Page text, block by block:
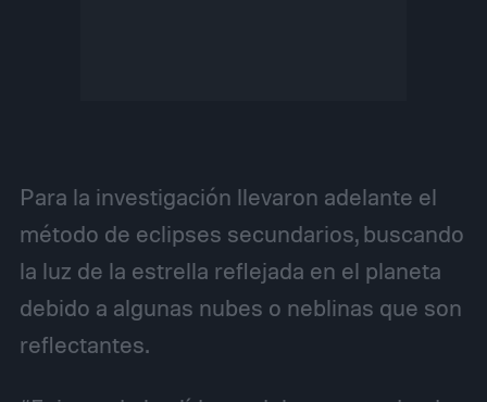
Para la investigación llevaron adelante el
método de eclipses secundarios, buscando
la luz de la estrella reflejada en el planeta
debido a algunas nubes o neblinas que son
reflectantes.